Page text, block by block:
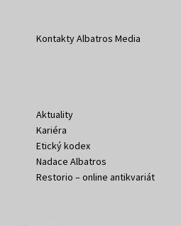
Kontakty Albatros Media
Aktuality
Kariéra
Etický kodex
Nadace Albatros
Restorio – online antikvariát